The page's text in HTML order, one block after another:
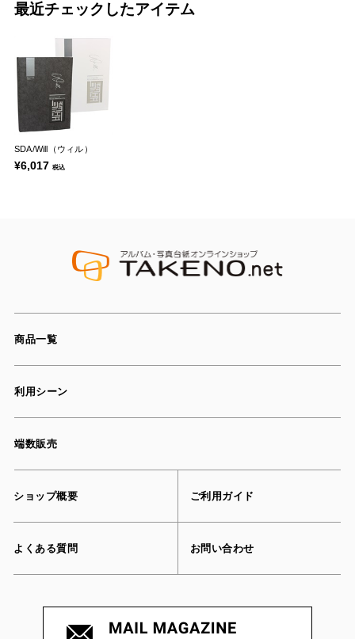
最近チェックしたアイテム
SDA/Will（ウィル）
¥6,017 税込
商品一覧
利用シーン
端数販売
ショップ概要 ご利用ガイド
よくある質問 お問い合わせ